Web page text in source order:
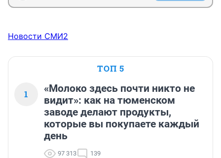
Новости СМИ2
ТОП 5
1
«Молоко здесь почти никто не
видит»: как на тюменском
заводе делают продукты,
которые вы покупаете каждый
день
97 313 139